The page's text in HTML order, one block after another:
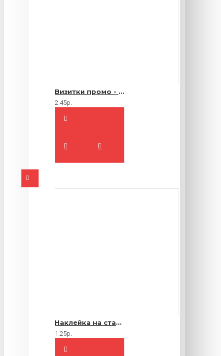
Визитки промо - 1000 шт.
2.45р.
Наклейка на стакан
1.25р.